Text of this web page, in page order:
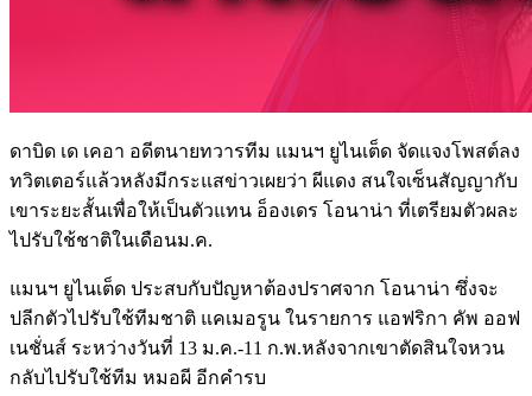
ดาบิด เด เคอา อดีตนายทวารทีม แมนฯ ยูไนเต็ด จัดแจงโพสต์ลง
ทวิตเตอร์แล้วหลังมีกระแสข่าวเผยว่า ผีแดง สนใจเซ็นสัญญากับ
เขาระยะสั้นเพื่อให้เป็นตัวแทน อ็องเดร โอนาน่า ที่เตรียมตัวผละ
ไปรับใช้ชาติในเดือนม.ค.
แมนฯ ยูไนเต็ด ประสบกับปัญหาต้องปราศจาก โอนาน่า ซึ่งจะ
ปลีกตัวไปรับใช้ทีมชาติ แคเมอรูน ในรายการ แอฟริกา คัพ ออฟ
เนชั่นส์ ระหว่างวันที่ 13 ม.ค.-11 ก.พ.หลังจากเขาตัดสินใจหวน
กลับไปรับใช้ทีม หมอผี อีกคำรบ